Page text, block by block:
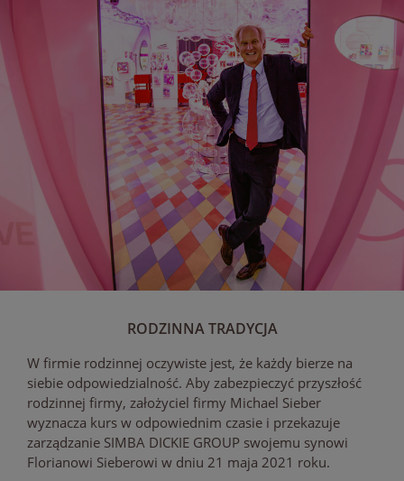
RODZINNA TRADYCJA
W firmie rodzinnej oczywiste jest, że każdy bierze na
siebie odpowiedzialność. Aby zabezpieczyć przyszłość
rodzinnej firmy, założyciel firmy Michael Sieber
wyznacza kurs w odpowiednim czasie i przekazuje
zarządzanie SIMBA DICKIE GROUP swojemu synowi
Florianowi Sieberowi w dniu 21 maja 2021 roku.